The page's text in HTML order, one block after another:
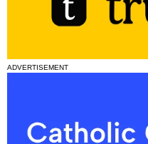
ADVERTISEMENT